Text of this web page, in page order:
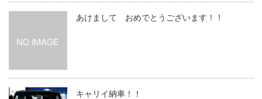
あけまして おめでとうございます！！
キャリイ納車！！